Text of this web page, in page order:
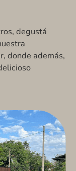
degustá
donde además,